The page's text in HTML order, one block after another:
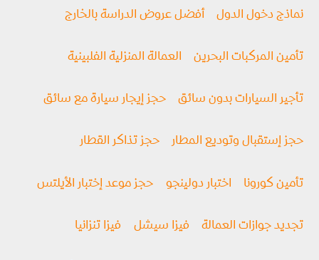
نماذج دخول الدول أفضل عروض الدراسة بالخارج
تأمين المركبات البحرين العمالة المنزلية الفلبينية
تأجير السيارات بدون سائق حجز إيجار سيارة مع سائق
حجز إستقبال وتوديع المطار حجز تذاكر القطار
تأمين كورونا اختبار دولينجو حجز موعد إختبار الأيلتس
تجديد جوازات العمالة فيزا سيشل فيزا تنزانيا